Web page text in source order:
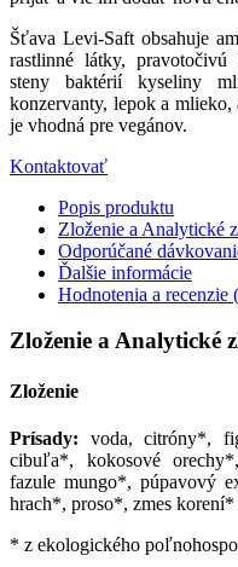
Šťava Levi-Saft obsahuje
rastlinné látky,
steny baktérií kyseliny
konzervanty, lepok a
je vhodná pre vegánov.
Kontaktovať
Popis produktu
Zloženie a Analytické
Odporúčané
Ďalšie informácie
Hodnotenia a recenzie
Zloženie a Analytické
Zloženie
Prísady: voda, citróny*,
cibuľa*, kokosové
fazule mungo*, púpavový
hrach*, proso*, zmes korení*
* z ekologického